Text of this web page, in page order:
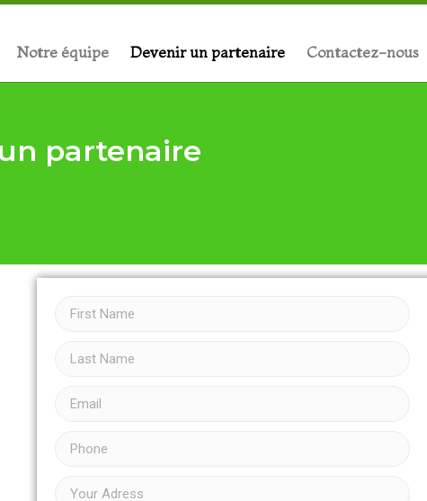
Notre équipe Devenir un partenaire Contactez-nous
partenaire